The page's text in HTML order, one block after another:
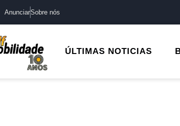
AnunciarSobre nós
ÚLTIMAS NOTICIAS